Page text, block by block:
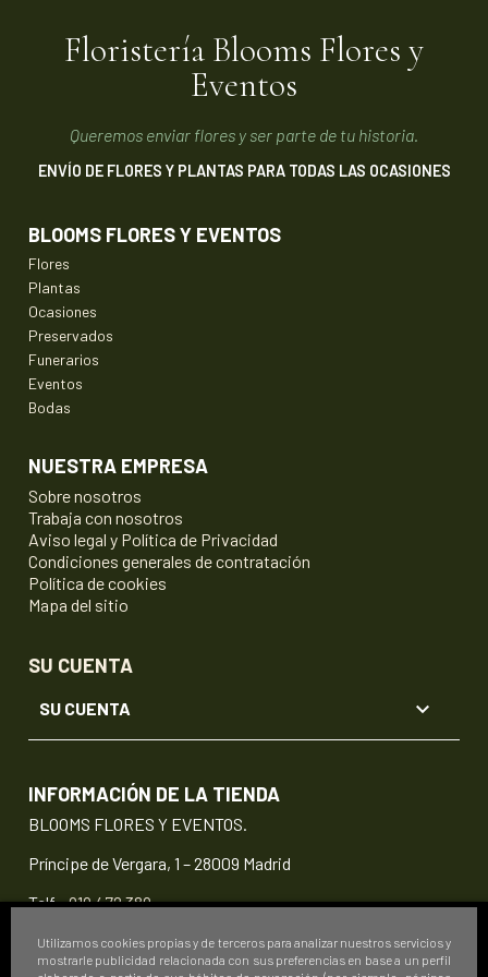
Utilizamos cookies propias y de terceros para analizar nuestros servicios y
mostrarle publicidad relacionada con sus preferencias en base a un perfil
Floristería Blooms Flores y
Eventos
Queremos enviar flores y ser parte de tu historia.
ENVÍO DE FLORES Y PLANTAS PARA TODAS LAS OCASIONES
BLOOMS FLORES Y EVENTOS
Flores
Plantas
Ocasiones
Preservados
Funerarios
Eventos
Bodas
NUESTRA EMPRESA
Sobre nosotros
Trabaja con nosotros
Aviso legal y Política de Privacidad
Condiciones generales de contratación
Política de cookies
Mapa del sitio
SU CUENTA
SU CUENTA 
INFORMACIÓN DE LA TIENDA
BLOOMS FLORES Y EVENTOS.
Príncipe de Vergara, 1 – 28009 Madrid
Telf.:919 472 389
info@floristeriablooms.com